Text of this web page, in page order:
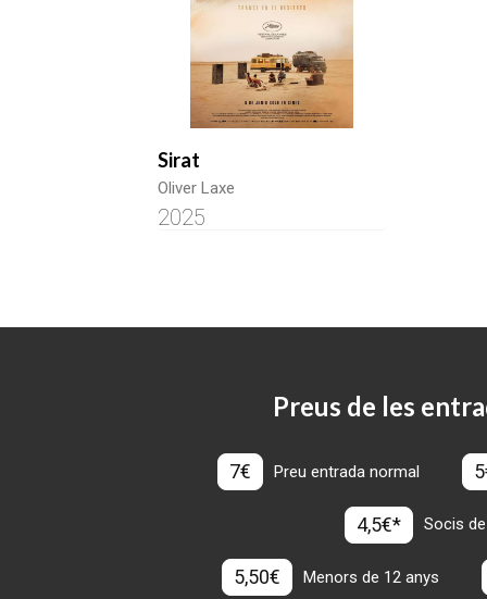
Sirat
Oliver Laxe
2025
Preus de les
7€ Preu entrada normal
4,5€* Socis
5,50€ Menors de 12 anys